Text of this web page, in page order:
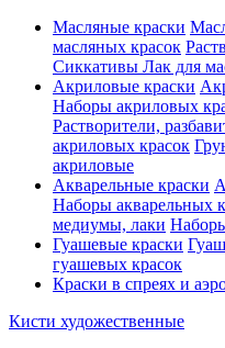
Масляные краски
масляных красок
Сиккативы Лак для
Акриловые краски
Наборы акриловых
Растворители,
акриловых красок
акриловые
Акварельные краски
Наборы акварельных
медиумы, лаки
Гуашевые краски
гуашевых красок
Краски в спреях и
Кисти художественные